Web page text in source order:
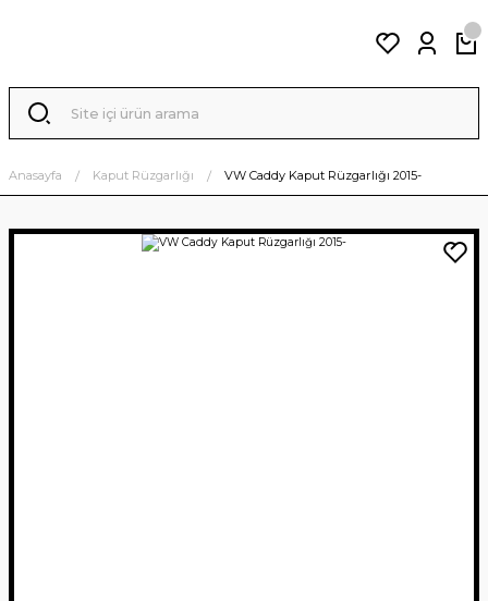
Anasayfa Kaput Rüzgarlığı VW Caddy Kaput Rüzgarlığı 2015-